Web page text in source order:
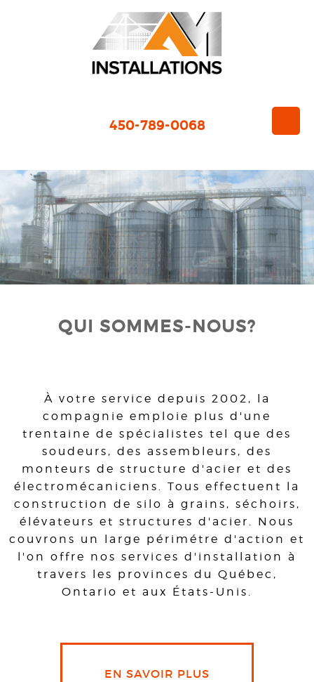
450-789-0068
QUI SOMMES-NOUS?
À votre service depuis 2002, la
compagnie emploie plus d'une
trentaine de spécialistes tel que des
soudeurs, des assembleurs, des
monteurs de structure d'acier et des
électromécaniciens. Tous effectuent la
construction de silo à grains, séchoirs,
élévateurs et structures d'acier. Nous
couvrons un large périmétre d'action et
l'on offre nos services d'installation à
travers les provinces du Québec,
Ontario et aux États-Unis.
EN SAVOIR PLUS